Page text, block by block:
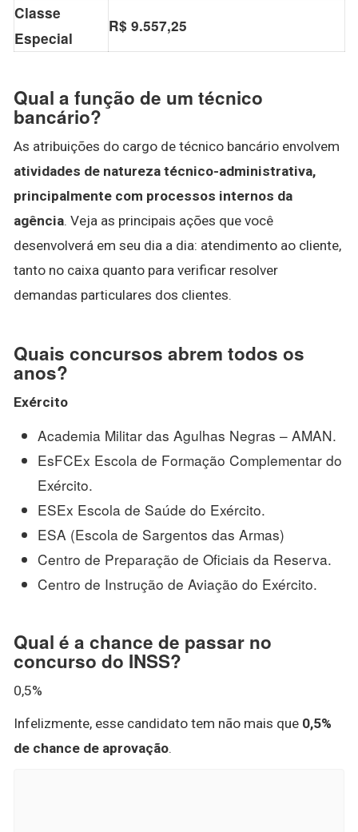
Classe
Especial
R$ 9.557,25
Qual a função de um técnico
bancário?
As atribuições do cargo de técnico bancário envolvem
atividades de natureza técnico-administrativa,
principalmente com processos internos da
agência. Veja as principais ações que você
desenvolverá em seu dia a dia: atendimento ao cliente,
tanto no caixa quanto para verificar resolver
demandas particulares dos clientes.
Quais concursos abrem todos os
anos?
Exército
Academia Militar das Agulhas Negras – AMAN.
EsFCEx Escola de Formação Complementar do
Exército.
ESEx Escola de Saúde do Exército.
ESA (Escola de Sargentos das Armas)
Centro de Preparação de Oficiais da Reserva.
Centro de Instrução de Aviação do Exército.
Qual é a chance de passar no
concurso do INSS?
0,5%
Infelizmente, esse candidato tem não mais que 0,5%
de chance de aprovação.